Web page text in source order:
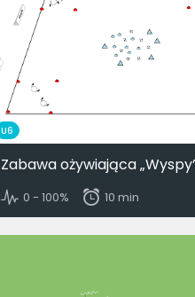
U6
Zabawa ożywiająca
0 - 100% 10 min